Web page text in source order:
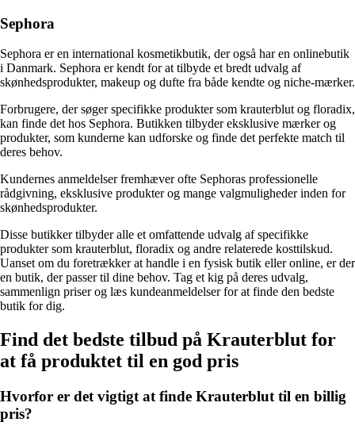
Sephora
Sephora er en international kosmetikbutik, der også har en onlinebutik
i Danmark. Sephora er kendt for at tilbyde et bredt udvalg af
skønhedsprodukter, makeup og dufte fra både kendte og niche-mærker.
Forbrugere, der søger specifikke produkter som krauterblut og floradix,
kan finde det hos Sephora. Butikken tilbyder eksklusive mærker og
produkter, som kunderne kan udforske og finde det perfekte match til
deres behov.
Kundernes anmeldelser fremhæver ofte Sephoras professionelle
rådgivning, eksklusive produkter og mange valgmuligheder inden for
skønhedsprodukter.
Disse butikker tilbyder alle et omfattende udvalg af specifikke
produkter som krauterblut, floradix og andre relaterede kosttilskud.
Uanset om du foretrækker at handle i en fysisk butik eller online, er der
en butik, der passer til dine behov. Tag et kig på deres udvalg,
sammenlign priser og læs kundeanmeldelser for at finde den bedste
butik for dig.
Find det bedste tilbud på Krauterblut for
at få produktet til en god pris
Hvorfor er det vigtigt at finde Krauterblut til en billig
pris?